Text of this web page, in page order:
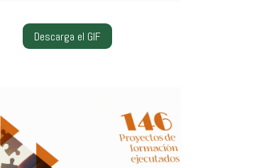
Descarga el GIF